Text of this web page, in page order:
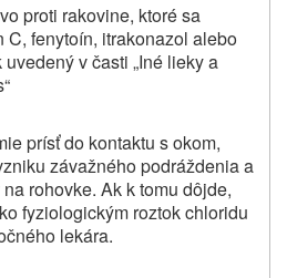
proti rakovine, ktoré sa
C, fenytoín, itrakonazol alebo
v časti „Iné lieky a
prísť do kontaktu s okom,
závažného podráždenia a
rohovke. Ak k tomu dôjde,
fyziologickým roztok chloridu
lekára.